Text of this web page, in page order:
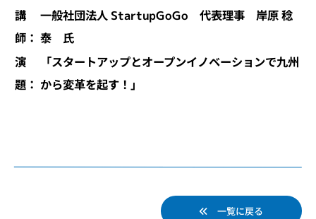
講
師：
一般社団法人 StartupGoGo 代表理事 岸原 稔
泰 氏
演
題：
「スタートアップとオープンイノベーションで九州
から変革を起す！」
一覧に戻る